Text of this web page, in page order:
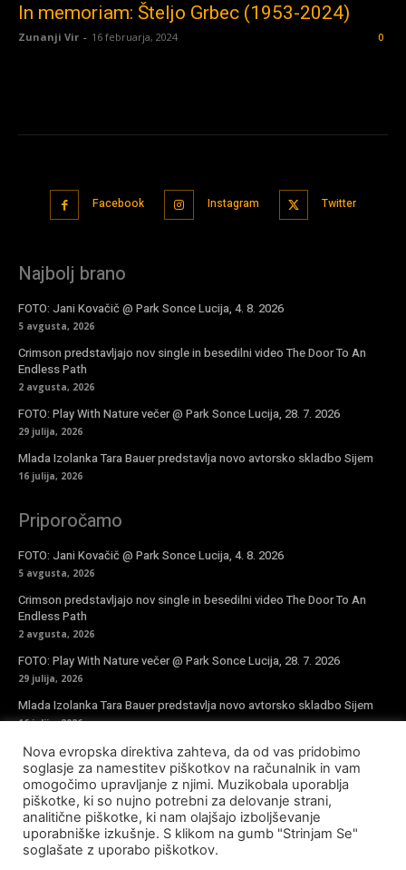
In memoriam: Šteljo Grbec (1953-2024)
Zunanji Vir - 16 februarja, 2024 0
Facebook Instagram Twitter
Najbolj brano
FOTO: Jani Kovačič @ Park Sonce Lucija, 4. 8. 2026
5 avgusta, 2026
Crimson predstavljajo nov single in besedilni video The Door To An
Endless Path
2 avgusta, 2026
FOTO: Play With Nature večer @ Park Sonce Lucija, 28. 7. 2026
29 julija, 2026
Mlada Izolanka Tara Bauer predstavlja novo avtorsko skladbo Sijem
16 julija, 2026
Priporočamo
FOTO: Jani Kovačič @ Park Sonce Lucija, 4. 8. 2026
5 avgusta, 2026
Crimson predstavljajo nov single in besedilni video The Door To An
Endless Path
2 avgusta, 2026
FOTO: Play With Nature večer @ Park Sonce Lucija, 28. 7. 2026
29 julija, 2026
Mlada Izolanka Tara Bauer predstavlja novo avtorsko skladbo Sijem
16 julija, 2026
Vpiši se v novičke
Nova evropska direktiva zahteva, da od vas pridobimo
soglasje za namestitev piškotkov na računalnik in vam
omogočimo upravljanje z njimi. Muzikobala uporablja
piškotke, ki so nujno potrebni za delovanje strani,
analitične piškotke, ki nam olajšajo izboljševanje
uporabniške izkušnje. S klikom na gumb "Strinjam Se"
soglašate z uporabo piškotkov.